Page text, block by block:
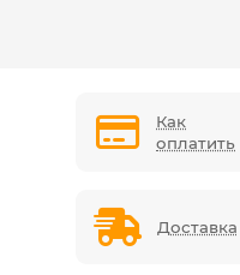
Как
оплатить
Доставка